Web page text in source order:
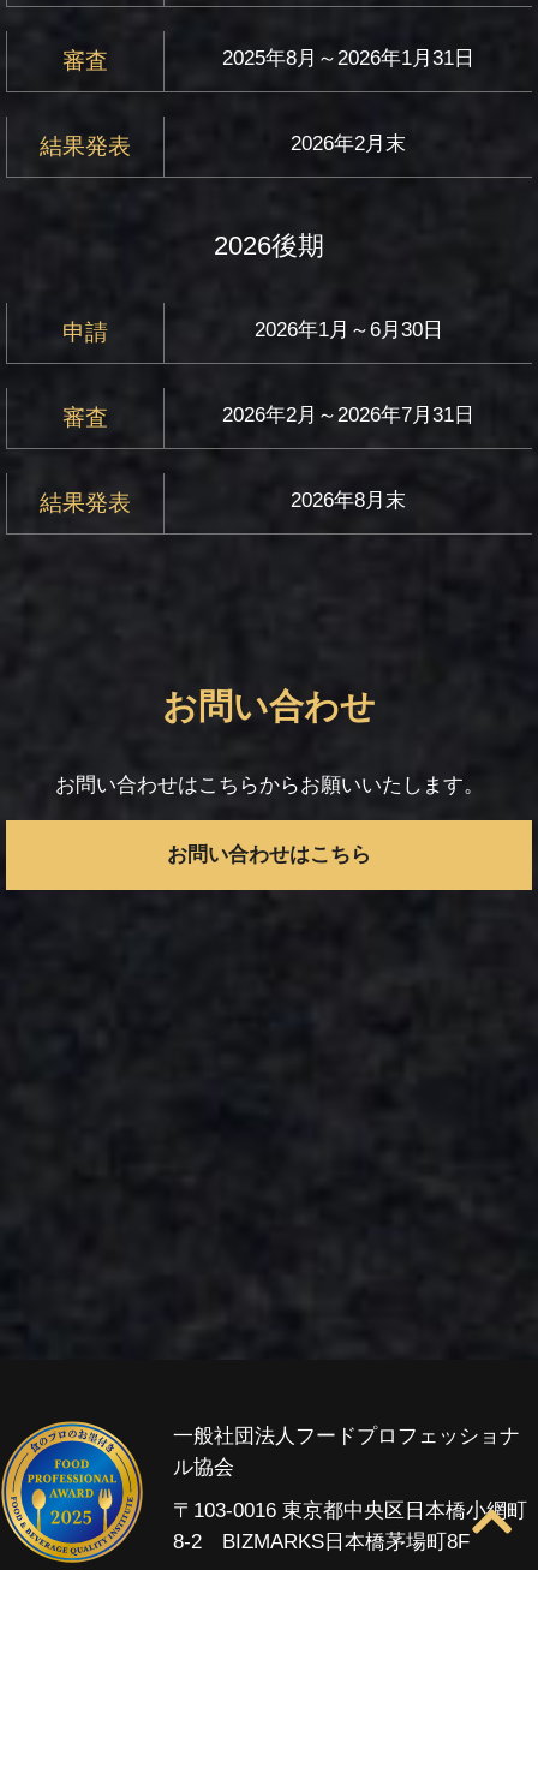
審査 2025年8月～2026年1月31日
結果発表 2026年2月末
2026後期
申請 2026年1月～6月30日
審査 2026年2月～2026年7月31日
結果発表 2026年8月末
お問い合わせ
お問い合わせはこちらからお願いいたします。
お問い合わせはこちら
一般社団法人フードプロフェッショナ
ル協会
〒103-0016 東京都中央区日本橋小網町
8-2 BIZMARKS日本橋茅場町8F